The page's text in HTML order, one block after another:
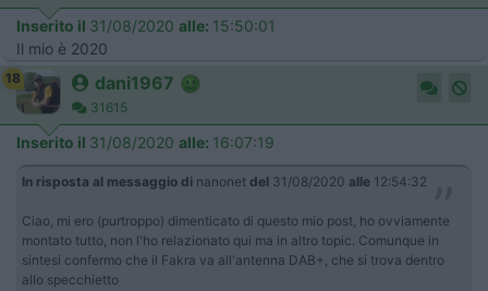
Inserito il 31/08/2020 alle: 15:50:01
Il mio è 2020
18 dani1967
31615
Inserito il 31/08/2020 alle: 16:07:19
In risposta al messaggio di nanonet del 31/08/2020 alle 12:54:32
Ciao, mi ero (purtroppo) dimenticato di questo mio post, ho ovviamente
montato tutto, non l'ho relazionato qui ma in altro topic. Comunque in
sintesi confermo che il Fakra va all'antenna DAB+, che si trova dentro
allo specchietto